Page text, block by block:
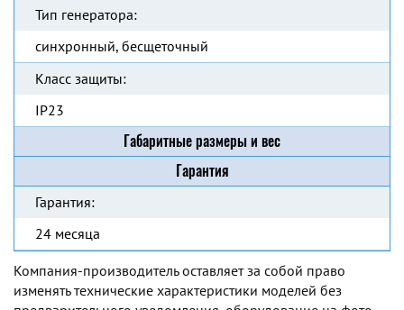
Тип генератора:
синхронный, бесщеточный
Класс защиты:
IP23
Габаритные размеры и вес
Гарантия
Гарантия:
24 месяца
Компания-производитель оставляет за собой право
изменять технические характеристики моделей без